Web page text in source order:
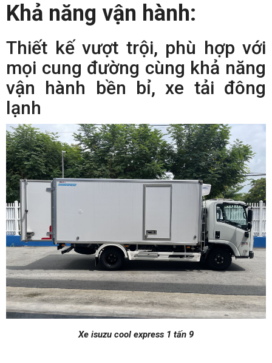
Khả năng vận hành:
Thiết kế vượt trội, phù hợp với
mọi cung đường cùng khả năng
vận hành bền bỉ, xe tải đông
lạnh
Xe isuzu cool express 1 tấn 9